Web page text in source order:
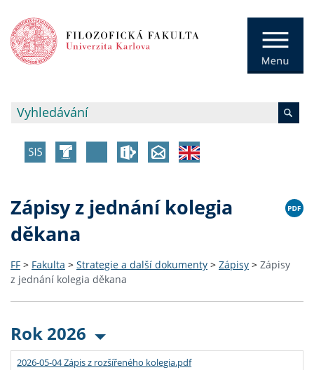
Zápisy z jednání kolegia
děkana
FF > Fakulta > Strategie a další dokumenty > Zápisy > Zápisy
z jednání kolegia děkana
Rok 2026
2026-05-04 Zápis z rozšířeného kolegia.pdf